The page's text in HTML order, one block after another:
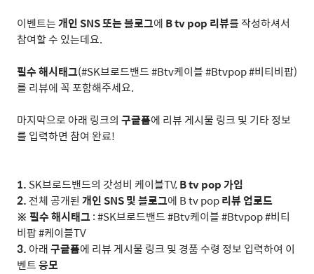
이벤트는개인SNS또는 블로그에 B tv pop 리뷰를 작성하셔서
참여할 수 있는데요.
필수 해시태그(#SK브로드밴드#Btv케이블#Btvpop #비티비팝)
를 리뷰에 꼭 포함해주세요.
마지막으로 아래 링크의 구글폼에 리뷰 게시물 링크 및 기타 정보
를 입력하면 참여 완료!
1. SK브로드밴드의 갓성비 케이블TV,B tv pop가입
2. 전체 공개된 개인SNS및 블로그에 B tv pop리뷰 업로드
※ 필수 해시태그: #SK브로드밴드#Btv케이블#Btvpop #비티
비팝#케이블TV
3. 아래구글폼에 리뷰 게시물 링크 및 경품 수령 정보 입력하여 이
벤트응모